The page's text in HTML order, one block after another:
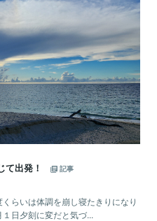
出発！
記事
らいは体調を崩し寝たきりになり
日夕刻に変だと気づ...